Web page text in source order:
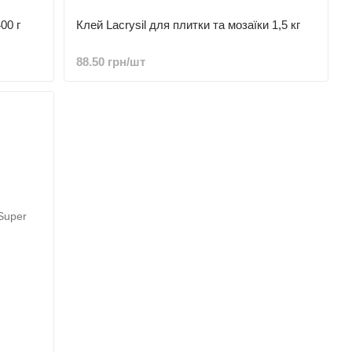
г Клей Lacrysil для плитки та мозаїки 1,5 кг
88.50 грн/шт